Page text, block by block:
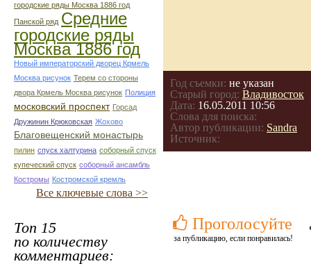
городские ряды Москва 1886 год
Панской ряд Средние
городские ряды
Москва 1886 год
Новый императорский дворец Крмель
Москва рисунок Терем со стороны
двора Крмель Москва рисунок Полиция
московский проспект Горсад
Дружинин Крюковская Жохово
Благовещенский монастырь
пилин спуск халтурина соборный спуск
купеческий спуск соборный ансамбль
Костромы Костромской кремль
Все ключевые слова >>
Топ 15
по количеству
комментариев:
Год съемки: не указан
Старый город: Владивосток
Дата: 16.05.2011 10:56
Слова для поиска:
Автор публикации: Sandra
Источник:
Проголосуйте
за публикацию, если понравилась!